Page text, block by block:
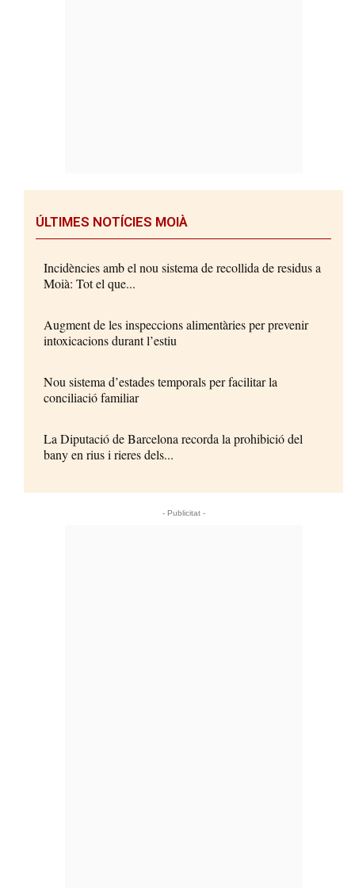
ÚLTIMES NOTÍCIES MOIÀ
Incidències amb el nou sistema de recollida de residus a
Moià: Tot el que...
Augment de les inspeccions alimentàries per prevenir
intoxicacions durant l’estiu
Nou sistema d’estades temporals per facilitar la
conciliació familiar
La Diputació de Barcelona recorda la prohibició del
bany en rius i rieres dels...
- Publicitat -